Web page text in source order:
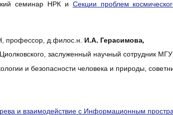
семинар НРК и Секции проблем
профессор, д.филос.н. И.А. Герасимова,
заслуженный научный сотрудник
и безопасности человека и природы,
и взаимодействие с Информационным